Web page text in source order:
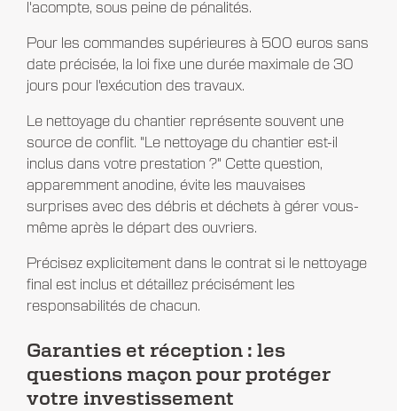
l'acompte, sous peine de pénalités.
Pour les commandes supérieures à 500 euros sans
date précisée, la loi fixe une durée maximale de 30
jours pour l'exécution des travaux.
Le nettoyage du chantier représente souvent une
source de conflit. "Le nettoyage du chantier est-il
inclus dans votre prestation ?" Cette question,
apparemment anodine, évite les mauvaises
surprises avec des débris et déchets à gérer vous-
même après le départ des ouvriers.
Précisez explicitement dans le contrat si le nettoyage
final est inclus et détaillez précisément les
responsabilités de chacun.
Garanties et réception : les
questions maçon pour protéger
votre investissement